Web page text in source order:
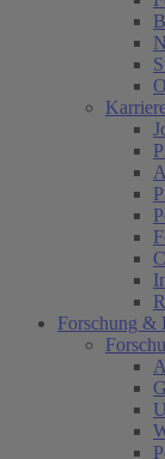
Forschung &